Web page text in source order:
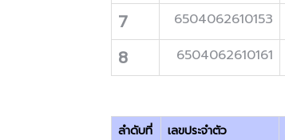
7 6504062610153
8 6504062610161
ลำดับที่ เลขประจำตัว